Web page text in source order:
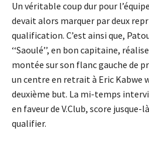
Un véritable coup dur pour l’équipe
devait alors marquer par deux
qualification. C’est ainsi que,
‘‘Saoulé’’, en bon capitaine,
montée sur son flanc gauche de
un centre en retrait à Eric Kabwe
deuxième but. La mi-temps
en faveur de V.Club, score jusque-
qualifier.